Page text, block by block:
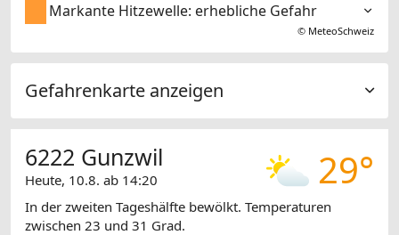
Markante Hitzewelle: erhebliche Gefahr
© MeteoSchweiz
Gefahrenkarte anzeigen
29°
6222 Gunzwil
Heute, 10.8. ab 14:20
In der zweiten Tageshälfte bewölkt. Temperaturen
zwischen 23 und 31 Grad.